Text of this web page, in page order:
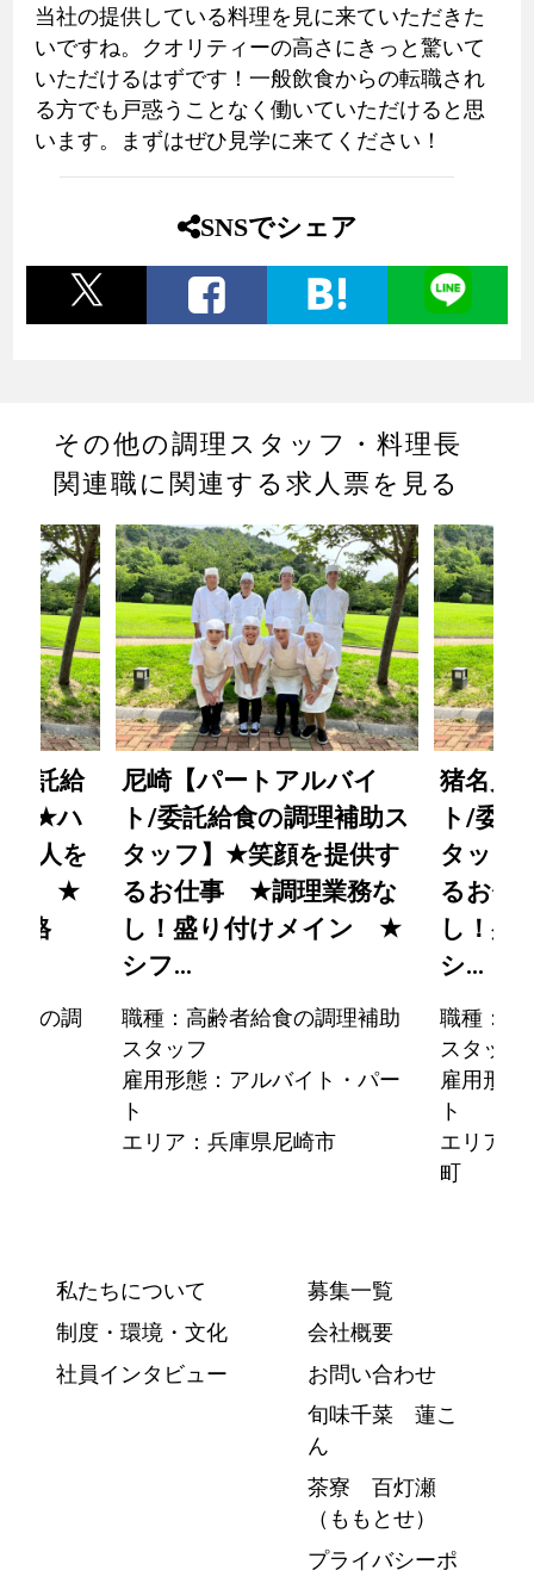
当社の提供している料理を見に来ていただきた
いですね。クオリティーの高さにきっと驚いて
いただけるはずです！一般飲食からの転職され
る方でも戸惑うことなく働いていただけると思
います。まずはぜひ見学に来てください！
SNSでシェア
その他の調理スタッフ・料理長
関連職に関連する求人票を見る
委託給
★ハ
理人を
★
資格
スの調
尼崎【パートアルバイ
ト/委託給食の調理補助ス
タッフ】 ★笑顔を提供す
るお仕事 ★調理業務な
し！盛り付けメイン ★
シフ...
職種：高齢者給食の調理補助
スタッフ
雇用形態：アルバイト・パー
ト
エリア：兵庫県尼崎市
猪名川
ト/委
タッフ
るお
し！
シ...
職種：高
スタッフ
雇用形
ト
エリア：
町
私たちについて
制度・環境・文化
社員インタビュー
募集一覧
会社概要
お問い合わせ
旬味千菜 蓮こ
ん
茶寮 百灯瀬
（ももとせ）
プライバシーポ